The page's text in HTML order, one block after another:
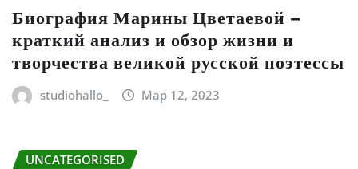
Биография Марины Цветаевой –
краткий анализ и обзор жизни и
творчества великой русской поэтессы
studiohallo_ Мар 12, 2023
UNCATEGORISED